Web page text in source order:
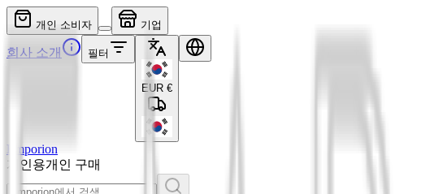
개인 소비자 기업
회사 소개 필터
EUR €
Emporion
개인용개인 구매